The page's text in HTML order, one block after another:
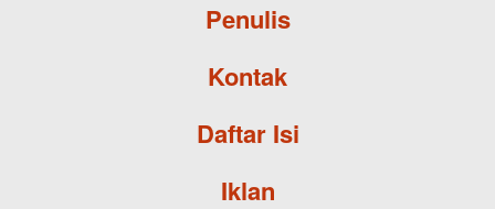
Penulis
Kontak
Daftar Isi
Iklan